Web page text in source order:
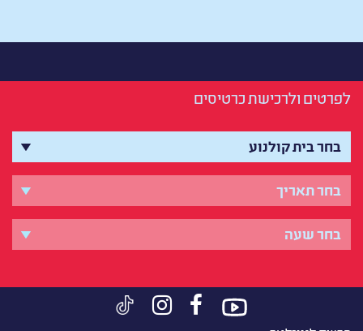
לפרטים ולרכישת כרטיסים